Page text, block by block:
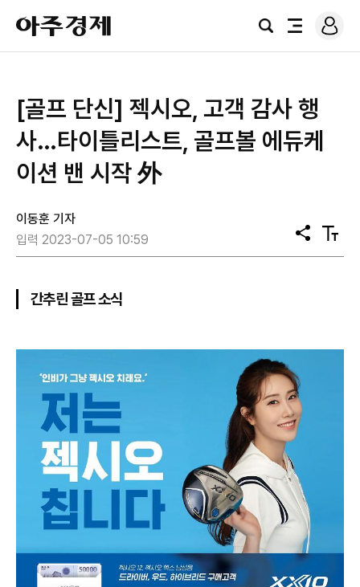
아
주
경
검
전
로
그
[골프 단신] 젝시오, 고객 감사 행
사…타이틀리스트, 골프볼 에듀케
이션 밴 시작 外
이동훈 기자
입력 2023-07-05 10:59
공
유
텍
스
간추린 골프 소식